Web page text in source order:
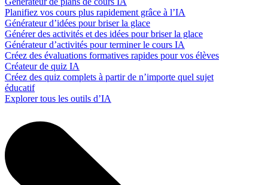
Planifiez vos cours plus rapidement grâce à l’IA
Générateur d’idées pour briser la glace
Générer des activités et des idées pour briser la glace
Générateur d’activités pour terminer le cours IA
Créez des évaluations formatives rapides pour vos élèves
Créateur de quiz IA
Créez des quiz complets à partir de n’importe quel sujet
éducatif
Explorer tous les outils d’IA